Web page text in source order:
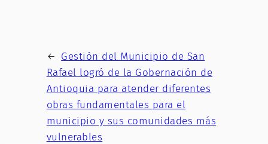
← Gestión del Municipio de San
Rafael logró de la Gobernación de
Antioquia para atender diferentes
obras fundamentales para el
municipio y sus comunidades más
vulnerables